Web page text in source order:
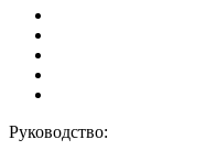
Руководство: